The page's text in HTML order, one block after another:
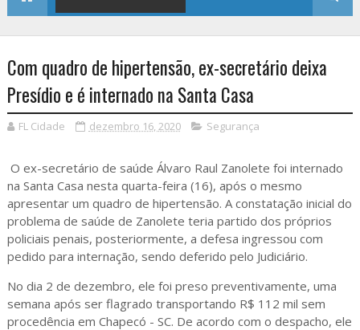
Com quadro de hipertensão, ex-secretário deixa
Presídio e é internado na Santa Casa
FL Cidade dezembro 16, 2020 Segurança
O ex-secretário de saúde Álvaro Raul Zanolete foi internado
na Santa Casa nesta quarta-feira (16), após o mesmo
apresentar um quadro de hipertensão. A constatação inicial do
problema de saúde de Zanolete teria partido dos próprios
policiais penais, posteriormente, a defesa ingressou com
pedido para internação, sendo deferido pelo Judiciário.
No dia 2 de dezembro, ele foi preso preventivamente, uma
semana após ser flagrado transportando R$ 112 mil sem
procedência em Chapecó - SC. De acordo com o despacho, ele